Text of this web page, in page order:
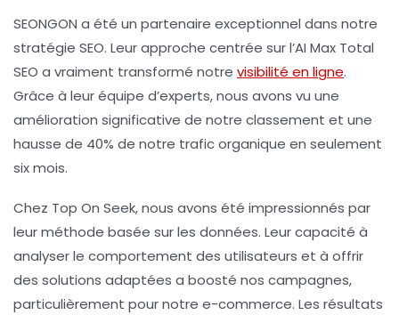
SEONGON a été un partenaire exceptionnel dans notre
stratégie SEO. Leur approche centrée sur l’AI Max Total
SEO a vraiment transformé notre visibilité en ligne.
Grâce à leur équipe d’experts, nous avons vu une
amélioration significative de notre classement et une
hausse de 40% de notre trafic organique en seulement
six mois.
Chez Top On Seek, nous avons été impressionnés par
leur méthode basée sur les données. Leur capacité à
analyser le comportement des utilisateurs et à offrir
des solutions adaptées a boosté nos campagnes,
particulièrement pour notre e-commerce. Les résultats